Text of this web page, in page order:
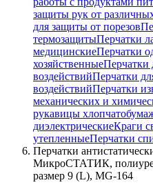
защиты рук от
для защиты от порезов
термозащитыПерчатки
медицинскиеПерчатки
хозяйственныеПерчатки
воздействийПерчатки
воздействийПерчатки
механических и
рукавицы
диэлектрическиеКраги
утепленныеПерчатки
Перчатки
МикроСТАТИК,
размер 9 (L), MG-164